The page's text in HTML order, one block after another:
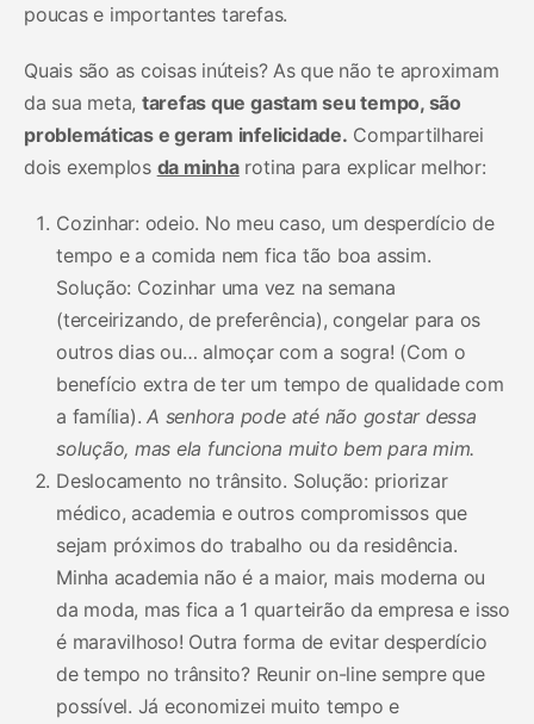
poucas e importantes tarefas.
Quais são as coisas inúteis? As que não te aproximam
da sua meta, tarefas que gastam seu tempo, são
problemáticas e geram infelicidade. Compartilharei
dois exemplos da minharotina para explicar melhor:
Cozinhar: odeio. No meu caso, um desperdício de
tempo e a comida nem fica tão boa assim.
Solução: Cozinhar uma vez na semana
(terceirizando, de preferência), congelar para os
outros dias ou… almoçar com a sogra! (Com o
benefício extra de ter um tempo de qualidade com
a família).A senhora pode até não gostar dessa
solução, mas ela funciona muito bem para mim.
Deslocamento no trânsito. Solução: priorizar
médico, academia e outros compromissos que
sejam próximos do trabalho ou da residência.
Minha academia não é a maior, mais moderna ou
da moda, mas fica a 1 quarteirão da empresa e isso
é maravilhoso! Outra forma de evitar desperdício
de tempo no trânsito? Reunir on-line sempre que
possível. Já economizei muito tempo e